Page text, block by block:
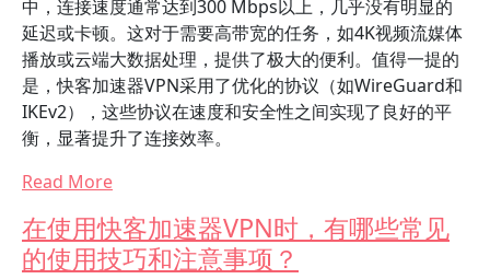
中，连接速度通常达到300 Mbps以上，几乎没有明显的
延迟或卡顿。这对于需要高带宽的任务，如4K视频流媒体
播放或云端大数据处理，提供了极大的便利。值得一提的
是，快客加速器VPN采用了优化的协议（如WireGuard和
IKEv2），这些协议在速度和安全性之间实现了良好的平
衡，显著提升了连接效率。
Read More
在使用快客加速器VPN时，有哪些常见
的使用技巧和注意事项？